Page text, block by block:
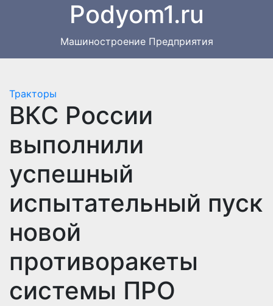
содержимому
Podyom1.ru
Машиностроение Предприятия
Тракторы
ВКС России
выполнили
успешный
испытательный пуск
новой
противоракеты
системы ПРО